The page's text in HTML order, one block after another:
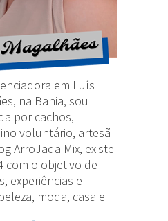
em Luís
na Bahia, sou
por cachos,
voluntário, artesã
ArroJada Mix, existe
com o objetivo de
experiências e
moda, casa e